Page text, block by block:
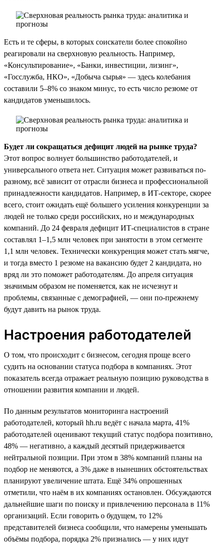
Есть и те сферы, в которых соискатели более спокойно
реагировали на сверхновую реальность. Например,
«Консультирование», «Банки, инвестиции, лизинг»,
«Госслужба, НКО», «Добыча сырья» — здесь колебания
составили 5–8% со знаком минус, то есть число резюме от
кандидатов уменьшилось.
Будет ли сокращаться дефицит людей на рынке труда?
Этот вопрос волнует большинство работодателей, и
универсального ответа нет. Ситуация может развиваться по-
разному, всё зависит от отрасли бизнеса и профессиональной
принадлежности кандидатов. Например, в ИТ-секторе, скорее
всего, стоит ожидать ещё большего усиления конкуренции за
людей не только среди российских, но и международных
компаний. До 24 февраля дефицит ИТ-специалистов в стране
составлял 1–1,5 млн человек при занятости в этом сегменте
1,1 млн человек. Технически конкуренция может стать мягче,
и тогда вместо 1 резюме на вакансию будет 2 кандидата, но
вряд ли это поможет работодателям. До апреля ситуация
значимым образом не поменяется, как не исчезнут и
проблемы, связанные с демографией, — они по-прежнему
будут давить на рынок труда.
Настроения работодателей
О том, что происходит с бизнесом, сегодня проще всего
судить на основании статуса подбора в компаниях. Этот
показатель всегда отражает реальную позицию руководства в
отношении развития компании и людей.
По данным результатов мониторинга настроений
работодателей, который hh.ru ведёт с начала марта, 41%
работодателей оценивают текущий статус подбора позитивно,
48% — негативно, а каждый десятый придерживается
нейтральной позиции. При этом в 38% компаний планы на
подбор не меняются, а 3% даже в нынешних обстоятельствах
планируют увеличение штата. Ещё 34% опрошенных
отметили, что наём в их компаниях остановлен. Обсуждаются
дальнейшие шаги по поиску и привлечению персонала в 11%
организаций. Если говорить о будущем, то 12%
представителей бизнеса сообщили, что намерены уменьшать
объёмы подбора, порядка 2% признались — у них идут